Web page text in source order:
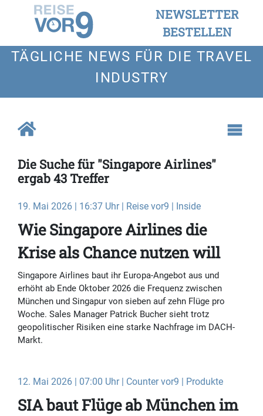
NEWSLETTER
BESTELLEN
TÄGLICHE NEWS FÜR DIE TRAVEL
INDUSTRY
Die Suche für "Singapore Airlines"
ergab 43 Treffer
19. Mai 2026 | 16:37 Uhr | Reise vor9 | Inside
Wie Singapore Airlines die
Krise als Chance nutzen will
Singapore Airlines baut ihr Europa-Angebot aus und
erhöht ab Ende Oktober 2026 die Frequenz zwischen
München und Singapur von sieben auf zehn Flüge pro
Woche. Sales Manager Patrick Bucher sieht trotz
geopolitischer Risiken eine starke Nachfrage im DACH-
Markt.
12. Mai 2026 | 07:00 Uhr | Counter vor9 | Produkte
SIA baut Flüge ab München im